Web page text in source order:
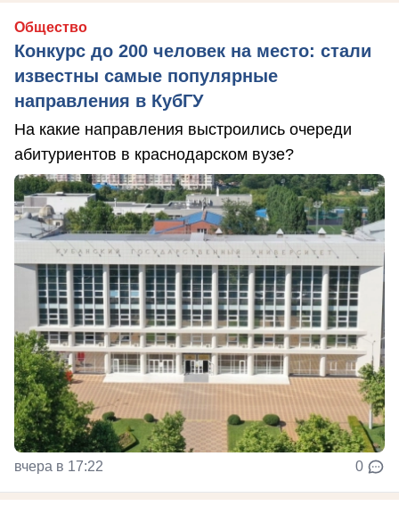
Общество
Конкурс до 200 человек на место: стали
известны самые популярные
направления в КубГУ
На какие направления выстроились очереди
абитуриентов в краснодарском вузе?
вчера в 17:22 0